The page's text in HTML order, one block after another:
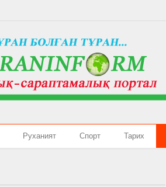
Руханият Спорт Тарих